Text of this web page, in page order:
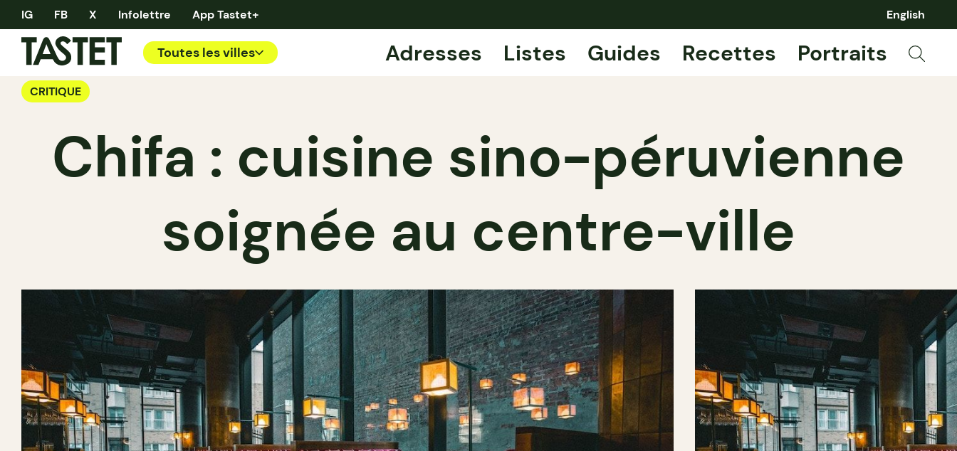
IG FB X Infolettre App Tastet+ English
Toutes les villes Adresses Listes Guides Recettes Portraits
CRITIQUE
Chifa : cuisine sino-péruvienne
soignée au centre-ville